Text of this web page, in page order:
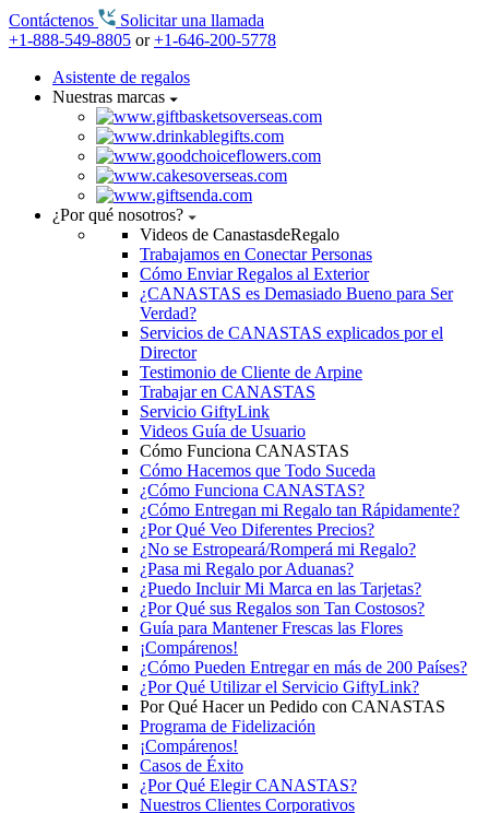
Contáctenos
Solicitar una llamada
+1-888-549-8805 or+1-646-200-5778
Asistente de regalos
Nuestras marcas
¿Por qué nosotros?
Videos de CanastasdeRegalo
Trabajamos en Conectar Personas
Cómo Enviar Regalos al Exterior
¿CANASTAS es Demasiado Bueno para Ser
Verdad?
Servicios de CANASTAS explicados por el
Director
Testimonio de Cliente de Arpine
Trabajar en CANASTAS
Servicio GiftyLink
Videos Guía de Usuario
Cómo Funciona CANASTAS
Cómo Hacemos que Todo Suceda
¿Cómo Funciona CANASTAS?
¿Cómo Entregan mi Regalo tan Rápidamente?
¿Por Qué Veo Diferentes Precios?
¿No se Estropeará/Romperá mi Regalo?
¿Pasa mi Regalo por Aduanas?
¿Puedo Incluir Mi Marca en las Tarjetas?
¿Por Qué sus Regalos son Tan Costosos?
Guía para Mantener Frescas las Flores
¡Compárenos!
¿Cómo Pueden Entregar en más de 200 Países?
¿Por Qué Utilizar el Servicio GiftyLink?
Por Qué Hacer un Pedido con CANASTAS
Programa de Fidelización
¡Compárenos!
Casos de Éxito
¿Por Qué Elegir CANASTAS?
Nuestros Clientes Corporativos